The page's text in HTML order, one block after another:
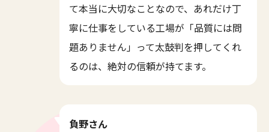
て本当に大切なことなので、あれだけ丁
寧に仕事をしている工場が「品質には問
題ありません」って太鼓判を押してくれ
るのは、絶対の信頼が持てます。
負野さん